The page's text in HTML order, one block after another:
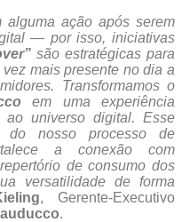
alguma ação após serem
— por isso, iniciativas
são estratégicas para
mais presente no dia a
Transformamos o
em uma experiência
ao universo digital. Esse
do nosso processo de
a conexão com
de consumo dos
versatilidade de forma
, Gerente-Executivo
.